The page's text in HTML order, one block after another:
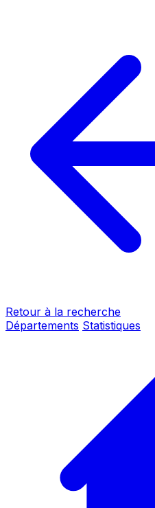
Retour à la recherche
Départements Statistiques